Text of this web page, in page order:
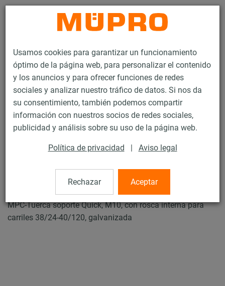
Usamos cookies para garantizar un funcionamiento
óptimo de la página web, para personalizar el contenido
y los anuncios y para ofrecer funciones de redes
sociales y analizar nuestro tráfico de datos. Si nos da
su consentimiento, también podemos compartir
información con nuestros socios de redes sociales,
publicidad y análisis sobre su uso de la página web.
Política de privacidad | Aviso legal
Rechazar Aceptar
Productos Tecnología de soportación
Carriles de instalación
MPC-Tuercas soporte Quick+
MPC-Tuercas soporte Quick+
MPC-Tuerca soporte Quick, M10, con rosca interna para
carriles 38/24-40/120, galvanizada